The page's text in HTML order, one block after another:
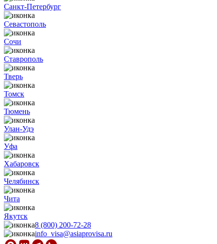
Санкт-Петербург
Севастополь
Сочи
Ставрополь
Тверь
Томск
Тюмень
Улан-Удэ
Уфа
Хабаровск
Челябинск
Чита
Якутск
8 (800) 200-72-28
info_visa@asiaprovisa.ru